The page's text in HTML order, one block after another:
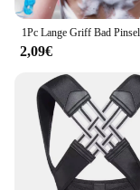
2,09€